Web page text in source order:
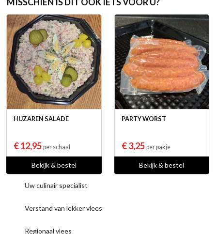
HUZAREN SALADE
€ 12,95 per schaal
Bekijk & bestel
PARTY WORST
€ 3,25 per pakje
Bekijk & bestel
Uw culinair specialist
Verstand van lekker vlees
Regionaal vlees